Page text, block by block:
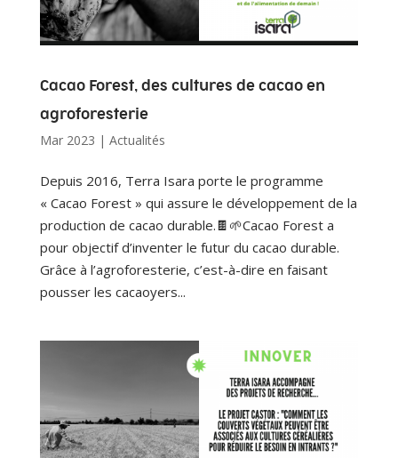
Cacao Forest, des cultures de cacao en
agroforesterie
Mar 2023 | Actualités
Depuis 2016, Terra Isara porte le programme
« Cacao Forest » qui assure le développement de la
production de cacao durable.🍫🌱Cacao Forest a
pour objectif d’inventer le futur du cacao durable.
Grâce à l’agroforesterie, c’est-à-dire en faisant
pousser les cacaoyers...